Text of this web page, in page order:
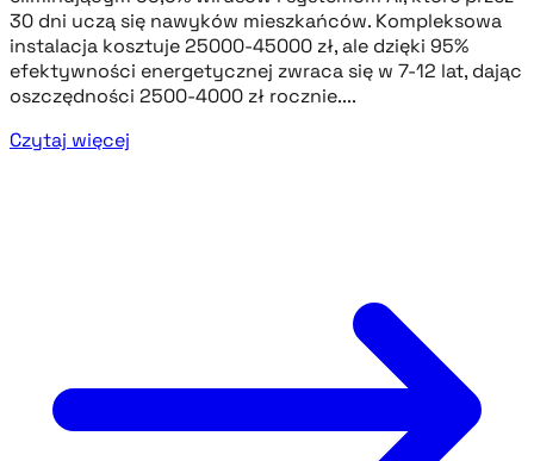
30 dni uczą się nawyków mieszkańców. Kompleksowa
instalacja kosztuje 25000-45000 zł, ale dzięki 95%
efektywności energetycznej zwraca się w 7-12 lat, dając
oszczędności 2500-4000 zł rocznie....
Czytaj więcej